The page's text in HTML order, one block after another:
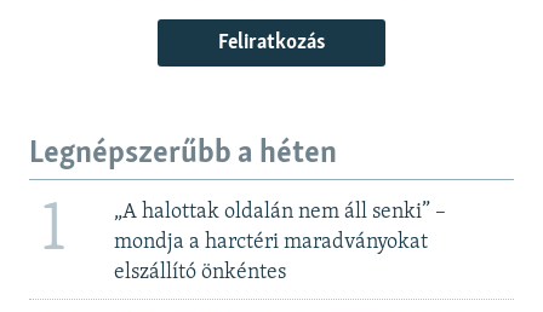
Feliratkozás
Legnépszerűbb a héten
1
„A halottak oldalán nem áll senki” –
mondja a harctéri maradványokat
elszállító önkéntes